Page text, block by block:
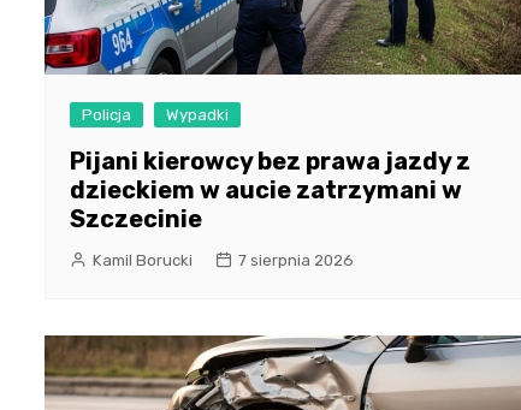
Policja Wypadki
Pijani kierowcy bez prawa jazdy z
dzieckiem w aucie zatrzymani w
Szczecinie
Kamil Borucki 7 sierpnia 2026